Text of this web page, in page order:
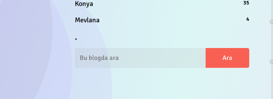
Konya 35
Mevlana 4
.